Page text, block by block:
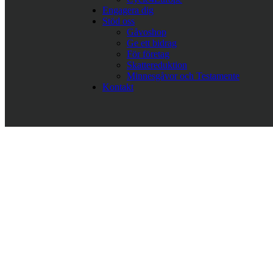
Engagera dig
Stöd oss
Gåvoshop
Ge ett bidrag
För företag
Skattereduktion
Minnesgåvor och Testamente
Kontakt